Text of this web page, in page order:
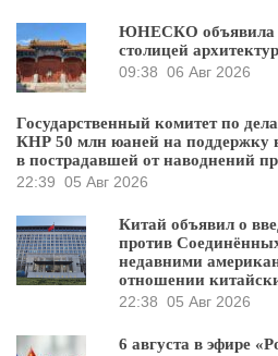
ЮНЕСКО объявила
столицей
09:38 06 Авг 2026
Государственный комитет по
КНР 50 млн юаней на поддержку
в пострадавшей от наводнений
22:39 05 Авг 2026
Китай объявил о
против
недавними
отношении
22:38 05 Авг 2026
6 августа в эфире